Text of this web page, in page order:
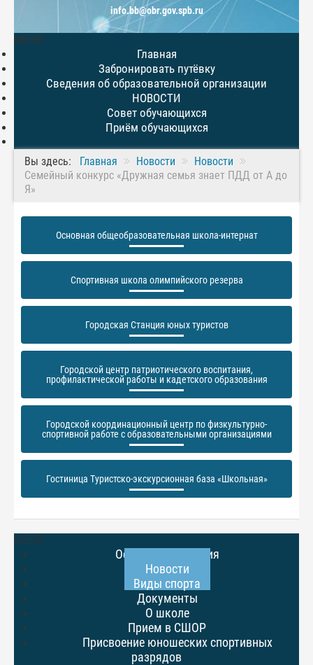
info.bb@obr.gov.spb.ru
МЕНЮ
Главная
Забронировать путёвку
Сведения об образовательной организации
НОВОСТИ
Совет обучающихся
Приём обучающихся
Вы здесь: Главная Новости
Новости
Семейный конкурс «Дружная семья знает ПДД от А до
Я»
Основная общеобразовательная школа-интернат
Спортивная школа олимпийского резерва
Городская Станция юных туристов
Городской центр патриотического воспитания,
профилактической работы и кадетского образования
Городской координационный центр по физкультурно-
спортивной работе с образовательными организациями
Гостиница Туристско-экскурсионная база «Школьная»
МЕНЮ
Основные сведения
Новости
Виды спорта
Документы
О школе
Прием в СШОР
Присвоение юношеских спортивных
разрядов